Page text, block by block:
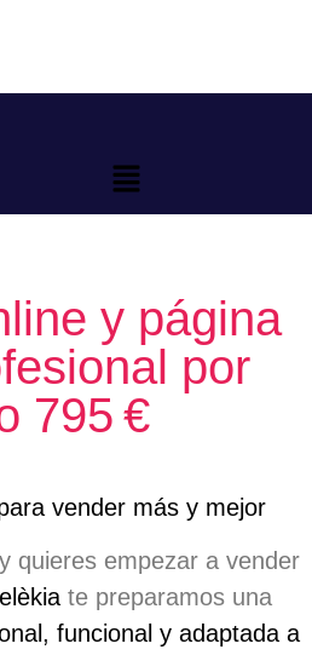
y página
por
795 €
vender más y mejor
quieres empezar a vender
te preparamos una
funcional y adaptada a